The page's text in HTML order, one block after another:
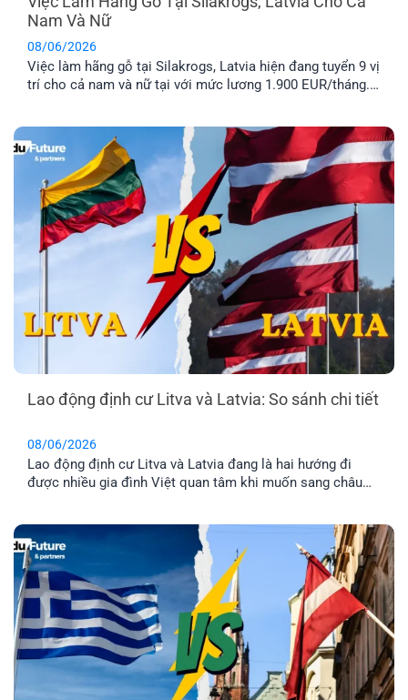
Nam Và Nữ
08/06/2026
Việc làm hãng gỗ tại Silakrogs, Latvia hiện đang tuyển 9 vị
trí cho cả nam và nữ tại với mức lương 1.900 EUR/tháng.
lựa chọn phù hợp cho [...]
Lao động định cư Litva và Latvia: So sánh chi tiết
08/06/2026
Lao động định cư Litva và Latvia đang là hai hướng đi
được nhiều gia đình Việt quan tâm khi muốn sang châu
lương, chi phí sinh hoạt, môi trường sống [...]